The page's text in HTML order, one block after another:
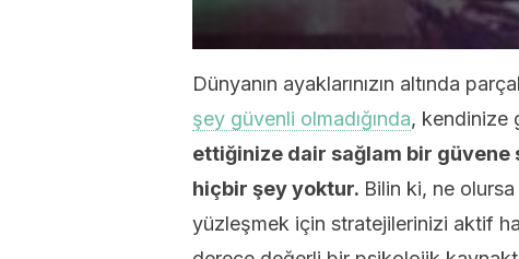
Dünyanın ayaklarınızın altında
şey güvenli olmadığında, kendinize
ettiğinize dair sağlam bir güvene
hiçbir şey yoktur. Bilin ki, ne
yüzleşmek için stratejilerinizi aktif